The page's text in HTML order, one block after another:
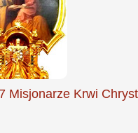
Misjonarze Krwi